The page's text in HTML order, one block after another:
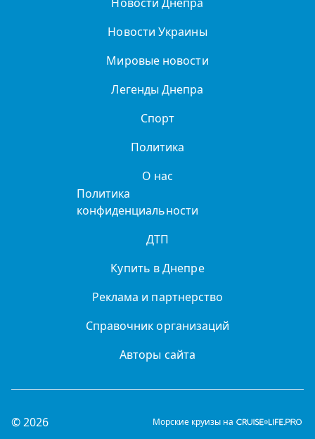
Новости Украины
Мировые новости
Легенды Днепра
Спорт
Политика
О нас
Политика
конфиденциальности
ДТП
Купить в Днепре
Реклама и партнерство
Справочник организаций
Авторы сайта
© 2026 Морские круизы на